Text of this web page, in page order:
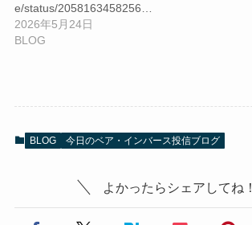
e/status/2058163458256…
2026年5月24日
BLOG
BLOG 今日のベア・インバース投信ブログ
よかったらシェアしてね！